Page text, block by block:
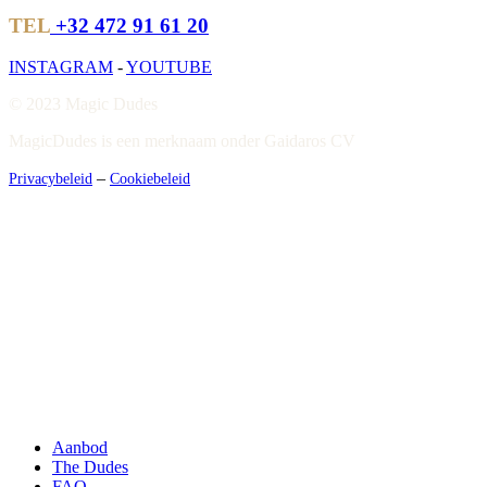
TEL +32 472 91 61 20
INSTAGRAM -YOUTUBE
© 2023 Magic Dudes
MagicDudes is een merknaam onder Gaidaros CV
Privacybeleid – Cookiebeleid
Aanbod
The Dudes